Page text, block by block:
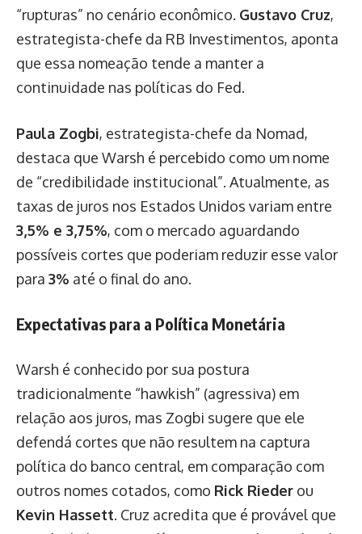
“rupturas” no cenário econômico. Gustavo Cruz,
estrategista-chefe da RB Investimentos, aponta
que essa nomeação tende a manter a
continuidade nas políticas do Fed.
Paula Zogbi, estrategista-chefe da Nomad,
destaca que Warsh é percebido como um nome
de “credibilidade institucional”. Atualmente, as
taxas de juros nos Estados Unidos variam entre
3,5% e 3,75%, com o mercado aguardando
possíveis cortes que poderiam reduzir esse valor
para 3% até o final do ano.
Expectativas para a Política Monetária
Warsh é conhecido por sua postura
tradicionalmente “hawkish” (agressiva) em
relação aos juros, mas Zogbi sugere que ele
defendá cortes que não resultem na captura
política do banco central, em comparação com
outros nomes cotados, como Rick Rieder ou
Kevin Hassett. Cruz acredita que é provável que